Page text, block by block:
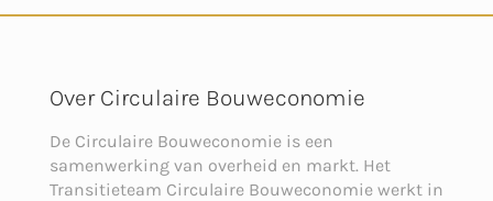
Over Circulaire Bouweconomie
De Circulaire Bouweconomie is een
samenwerking van overheid en markt. Het
Transitieteam Circulaire Bouweconomie werkt in